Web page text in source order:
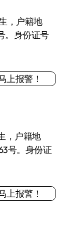
，户籍地
。身份证号
，户籍地
号。身份证